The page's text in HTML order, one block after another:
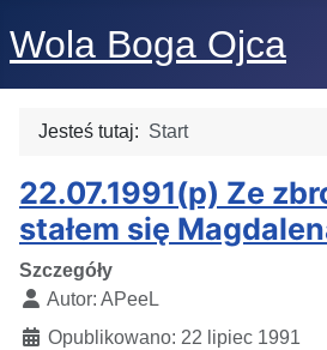
Wola Boga Ojca
Jesteś tutaj: Start
22.07.1991(p) Ze
stałem się
Szczegóły
Autor: APeeL
Opublikowano: 22 lipiec 1991